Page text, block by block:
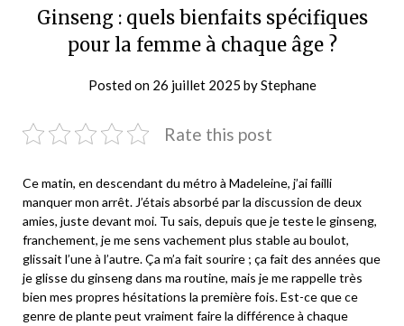
Ginseng : quels bienfaits spécifiques
pour la femme à chaque âge ?
Posted on 26 juillet 2025 byStephane
Rate this post
Ce matin, en descendant du métro à Madeleine, j’ai failli
manquer mon arrêt. J’étais absorbé par la discussion de deux
amies, juste devant moi. Tu sais, depuis que je teste le ginseng,
franchement, je me sens vachement plus stable au boulot,
glissait l’une à l’autre. Ça m’a fait sourire ; ça fait des années que
je glisse du ginseng dans ma routine, mais je me rappelle très
bien mes propres hésitations la première fois. Est-ce que ce
genre de plante peut vraiment faire la différence à chaque